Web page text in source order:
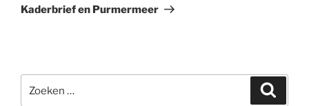
bericht
Kaderbrief en Purmermeer
naar: